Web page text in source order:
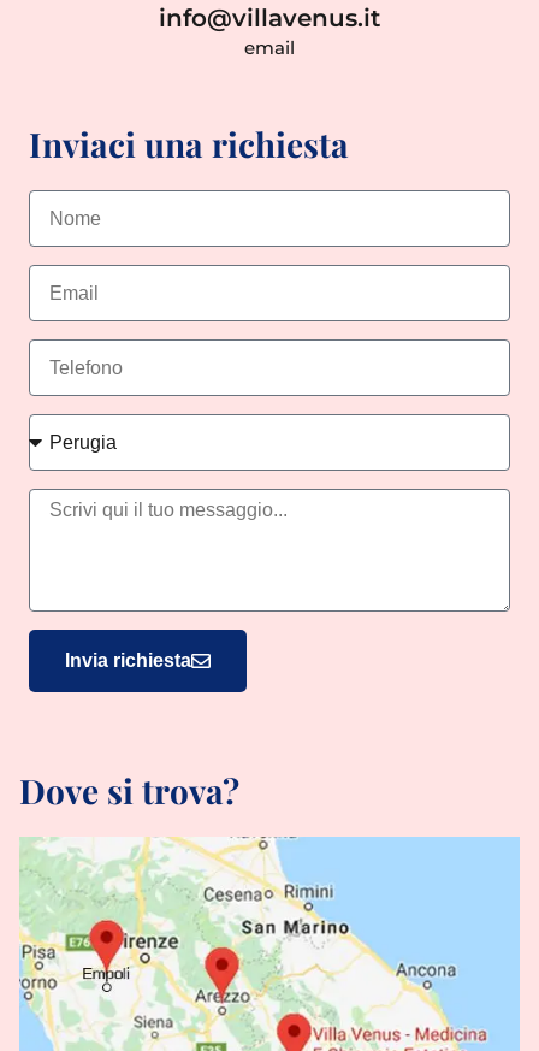
info@villavenus.it
email
Inviaci una richiesta
Invia richiesta
Dove si trova?